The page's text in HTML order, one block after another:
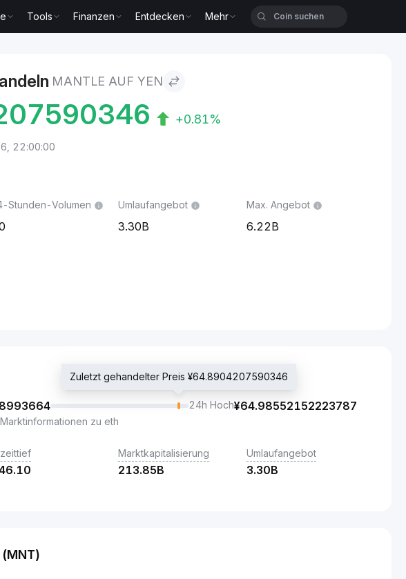
Tools Finanzen Entdecken Mehr
MANTLE AUF YEN
+0.81%
22:00:00
Stunden-Volumen Umlaufangebot
3.30B
Max. Angebot
6.22B
Zuletzt gehandelter Preis ¥64.8904207590346
24h Hoch¥64.98552152223787
zu eth
Marktkapitalisierung
213.85B
Umlaufangebot
3.30B